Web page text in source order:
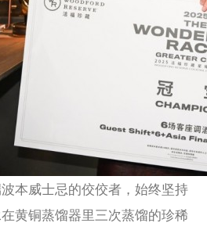
本威士忌的佼佼者，始终坚持
黄铜蒸馏器里三次蒸馏的珍稀